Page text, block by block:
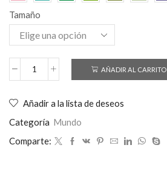
Tamaño
AÑADIR AL CARRITO
Añadir a la lista de deseos
Categoría Mundo
Comparte: